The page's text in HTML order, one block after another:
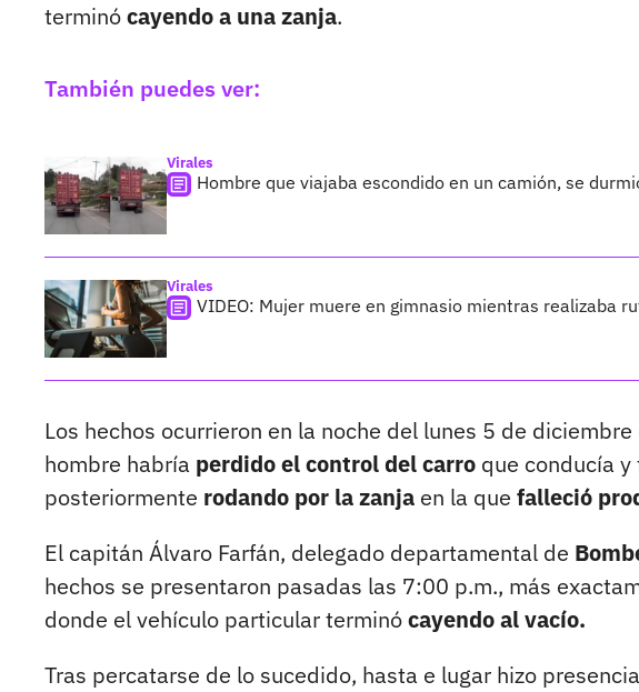
terminócayendo a una zanja.
También puedes ver:
Virales
Hombre que viajaba escondido en un camión, se
Virales
VIDEO: Mujer muere en gimnasio mientras realizaba
Los hechos ocurrieron en la noche del lunes 5 de
hombre habría perdido el control del carro que conducía
posteriormente rodando por la zanja en la que falleció
El capitán Álvaro Farfán, delegado departamental de
hechos se presentaron pasadas las 7:00 p.m., más
donde el vehículo particular terminócayendo al vacío.
Tras percatarse de lo sucedido, hasta e lugar hizo presencia